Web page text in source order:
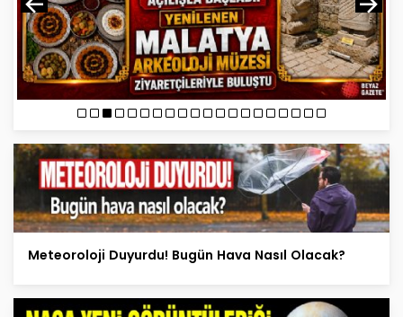
Meteoroloji Duyurdu! Bugün Hava Nasıl Olacak?